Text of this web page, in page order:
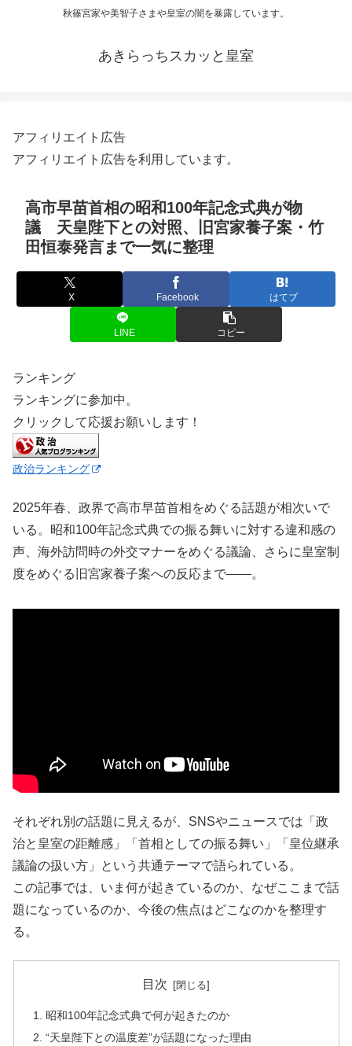
秋篠宮家や美智子さまや皇室の闇を暴露しています。
あきらっちスカッと皇室
アフィリエイト広告
アフィリエイト広告を利用しています。
高市早苗首相の昭和100年記念式典が物
議 天皇陛下との対照、旧宮家養子案・竹
田恒泰発言まで一気に整理
X Facebook はてブ
LINE コピー
ランキング
ランキングに参加中。
クリックして応援お願いします！
政治ランキング
2025年春、政界で高市早苗首相をめぐる話題が相次いで
いる。昭和100年記念式典での振る舞いに対する違和感の
声、海外訪問時の外交マナーをめぐる議論、さらに皇室制
度をめぐる旧宮家養子案への反応まで――。
それぞれ別の話題に見えるが、SNSやニュースでは「政
治と皇室の距離感」「首相としての振る舞い」「皇位継承
議論の扱い方」という共通テーマで語られている。
この記事では、いま何が起きているのか、なぜここまで話
題になっているのか、今後の焦点はどこなのかを整理す
る。
目次
昭和100年記念式典で何が起きたのか
“天皇陛下との温度差”が話題になった理由